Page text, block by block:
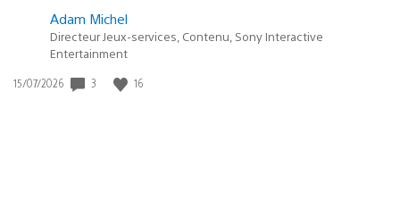
Adam Michel
Directeur Jeux-services, Contenu, Sony Interactive
Entertainment
Date
15/07/2026 3 16